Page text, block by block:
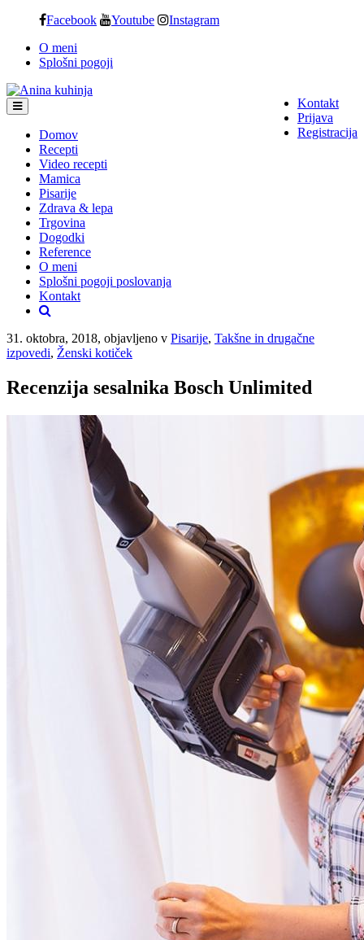
content
Facebook Youtube Instagram
O meni
Splošni pogoji
Kontakt
Prijava
Registracija
Domov
Recepti
Video recepti
Mamica
Pisarije
Zdrava & lepa
Trgovina
Dogodki
Reference
O meni
Splošni pogoji poslovanja
Kontakt
31. oktobra, 2018, objavljeno v Pisarije, Takšne in drugačne
izpovedi, Ženski kotiček
Recenzija sesalnika Bosch Unlimited